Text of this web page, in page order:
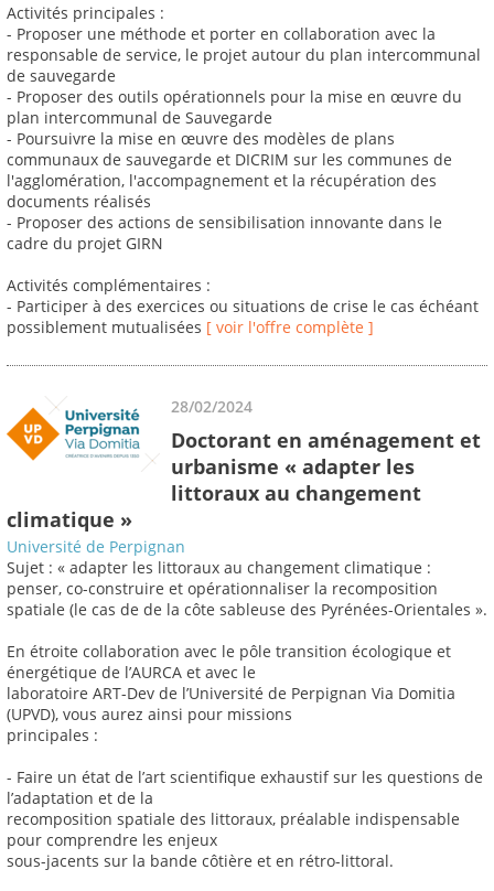
Activités principales :
- Proposer une méthode et porter en collaboration avec la
responsable de service, le projet autour du plan intercommunal
de sauvegarde
- Proposer des outils opérationnels pour la mise en œuvre du
plan intercommunal de Sauvegarde
- Poursuivre la mise en œuvre des modèles de plans
communaux de sauvegarde et DICRIM sur les communes de
l'agglomération, l'accompagnement et la récupération des
documents réalisés
- Proposer des actions de sensibilisation innovante dans le
cadre du projet GIRN
Activités complémentaires :
- Participer à des exercices ou situations de crise le cas échéant
possiblement mutualisées [ voir l'offre complète ]
28/02/2024
Doctorant en aménagement et
urbanisme « adapter les
littoraux au changement
climatique »
Université de Perpignan
Sujet : « adapter les littoraux au changement climatique :
penser, co-construire et opérationnaliser la recomposition
spatiale (le cas de de la côte sableuse des Pyrénées-Orientales ».
En étroite collaboration avec le pôle transition écologique et
énergétique de l’AURCA et avec le
laboratoire ART-Dev de l’Université de Perpignan Via Domitia
(UPVD), vous aurez ainsi pour missions
principales :
- Faire un état de l’art scientifique exhaustif sur les questions de
l’adaptation et de la
recomposition spatiale des littoraux, préalable indispensable
pour comprendre les enjeux
sous-jacents sur la bande côtière et en rétro-littoral.